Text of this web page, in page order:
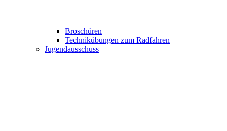
Broschüren
Technikübungen zum Radfahren
Jugendausschuss